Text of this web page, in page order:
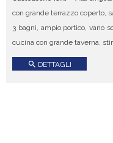
con grande terrazzo coperto,
3 bagni, ampio portico, vano
cucina con grande taverna,
search DETTAGLI